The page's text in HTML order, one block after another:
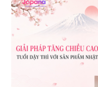
tai biến Nattokinase Nano
Premium 120 viên 149.877
2.290.000 đ